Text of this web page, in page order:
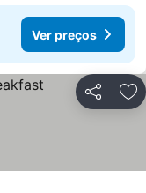
Ver preços
Partilhar